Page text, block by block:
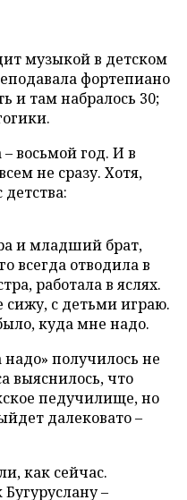
музыкой в детском
фортепиано
и там набралось 30;
восьмой год. И в
не сразу. Хотя,
детства:
и младший брат,
всегда отводила в
работала в яслях.
с детьми играю.
куда мне надо.
получилось не
выяснилось, что
педучилище, но
далековато –
как сейчас.
–